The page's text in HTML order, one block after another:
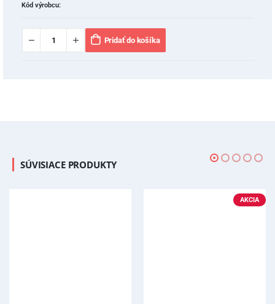
Kód výrobcu:
Pridať do košíka
SÚVISIACE PRODUKTY
AKCIA